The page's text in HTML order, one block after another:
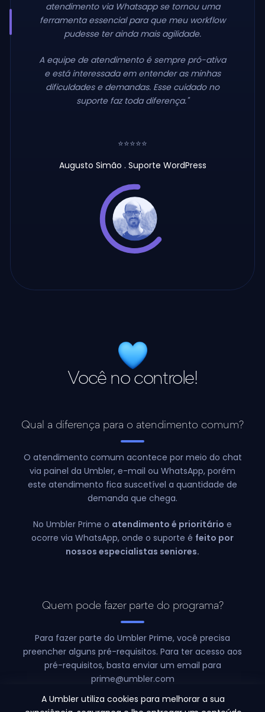
atendimento via Whatsapp se tornou uma
ferramenta essencial para que meu workflow
pudesse ter ainda mais agilidade.
A equipe de atendimento é sempre pró-ativa
e está interessada em entender as minhas
dificuldades e demandas. Esse cuidado no
suporte faz toda diferença."
⭐⭐⭐⭐⭐
Augusto Simão . Suporte WordPress
Você no controle!
Qual a diferença para o atendimento comum?
O atendimento comum acontece por meio do chat
via painel da Umbler, e-mail ou WhatsApp, porém
este atendimento fica suscetível a quantidade de
demanda que chega.
No Umbler Prime o atendimento é prioritário e
ocorre via WhatsApp, onde o suporte é feito por
nossos especialistas seniores.
Quem pode fazer parte do programa?
Para fazer parte do Umbler Prime, você precisa
preencher alguns pré-requisitos. Para ter acesso aos
pré-requisitos, basta enviar um email para
prime@umbler.com
A Umbler utiliza cookies para melhorar a sua